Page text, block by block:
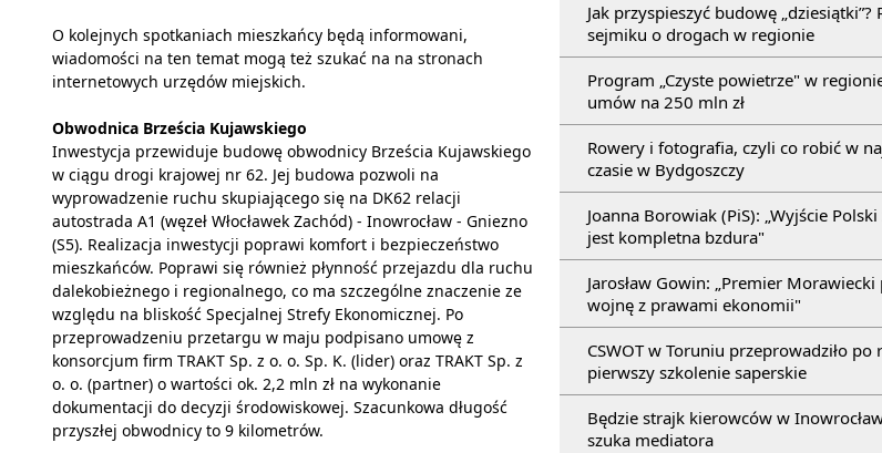
Jak przyspieszyć budowę „dziesiątki”?
sejmiku o drogach w regionie
Program „Czyste powietrze" w
umów na 250 mln zł
Rowery i fotografia, czyli co robić w
czasie w Bydgoszczy
Joanna Borowiak (PiS): „Wyjście
jest kompletna bzdura"
Jarosław Gowin: „Premier
wojnę z prawami ekonomii"
CSWOT w Toruniu przeprowadziło po
pierwszy szkolenie saperskie
Będzie strajk kierowców w
szuka mediatora
O kolejnych spotkaniach mieszkańcy będą informowani,
wiadomości na ten temat mogą też szukać na na stronach
internetowych urzędów miejskich.
Obwodnica Brześcia Kujawskiego
Inwestycja przewiduje budowę obwodnicy Brześcia Kujawskiego
w ciągu drogi krajowej nr 62. Jej budowa pozwoli na
wyprowadzenie ruchu skupiającego się na DK62 relacji
autostrada A1 (węzeł Włocławek Zachód) - Inowrocław - Gniezno
(S5). Realizacja inwestycji poprawi komfort i bezpieczeństwo
mieszkańców. Poprawi się również płynność przejazdu dla ruchu
dalekobieżnego i regionalnego, co ma szczególne znaczenie ze
względu na bliskość Specjalnej Strefy Ekonomicznej. Po
przeprowadzeniu przetargu w maju podpisano umowę z
konsorcjum firm TRAKT Sp. z o. o. Sp. K. (lider) oraz TRAKT Sp. z
o. o. (partner) o wartości ok. 2,2 mln zł na wykonanie
dokumentacji do decyzji środowiskowej. Szacunkowa długość
przyszłej obwodnicy to 9 kilometrów.